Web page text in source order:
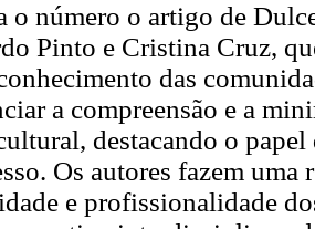
o número o artigo de
Pinto e Cristina Cruz,
das
a compreensão e a
destacando o
Os autores fazem
e profissionalidade